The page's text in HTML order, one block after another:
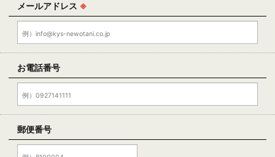
メールアドレス ※
お電話番号
郵便番号